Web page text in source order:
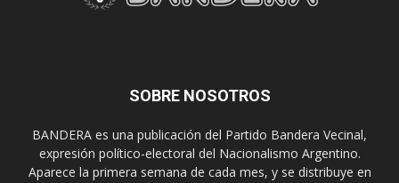
SOBRE NOSOTROS
BANDERA es una publicación del Partido Bandera Vecinal,
expresión político-electoral del Nacionalismo Argentino.
Aparece la primera semana de cada mes, y se distribuye en